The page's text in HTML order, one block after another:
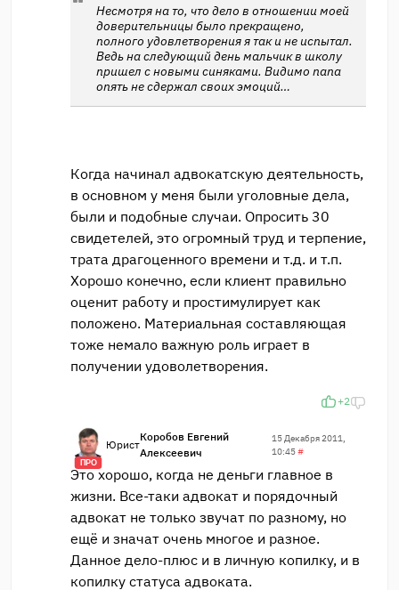
Несмотря на то, что дело в отношении моей
доверительницы было прекращено,
полного удовлетворения я так и не испытал.
Ведь на следующий день мальчик в школу
пришел с новыми синяками. Видимо папа
опять не сдержал своих эмоций…
Когда начинал адвокатскую деятельность,
в основном у меня были уголовные дела,
были и подобные случаи. Опросить 30
свидетелей, это огромный труд и терпение,
трата драгоценного времени и т.д. и т.п.
Хорошо конечно, если клиент правильно
оценит работу и простимулирует как
положено. Материальная составляющая
тоже немало важную роль играет в
получении удоволетворения.
+2
ПРО
Юрист
Коробов Евгений
Алексеевич
15 Декабря 2011,
10:45#
Это хорошо, когда не деньги главное в
жизни. Все-таки адвокат и порядочный
адвокат не только звучат по разному, но
ещё и значат очень многое и разное.
Данное дело-плюс и в личную копилку, и в
копилку статуса адвоката.